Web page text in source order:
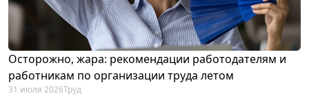
Осторожно, жара: рекомендации работодателям и
работникам по организации труда летом
31 июля 2026Труд